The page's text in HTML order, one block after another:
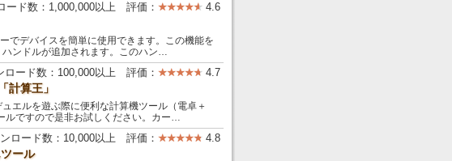
ード数：1,000,000以上 評価： 4.6
でデバイスを簡単に使用できます。この機能を
ンドルが追加されます。このハン…
ロード数：100,000以上 評価： 4.7
計算王」
エルを遊ぶ際に便利な計算機ツール（電卓＋
ルですので是非お試しください。カー…
ロード数：10,000以上 評価： 4.8
ール